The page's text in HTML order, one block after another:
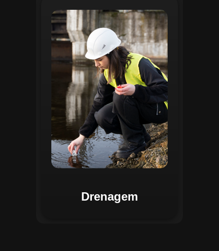
Drenagem
O módulo de Gestão de Drenagem do
Regente aplica o geoprocessamento para
mapear redes de drenagem subterrâneas
e superficiais. A plataforma permite
identificar pontos de alagamento, planejar
intervenções e monitorar a eficiência das
estruturas de drenagem. Com análises
baseadas em dados coletados, o sistema
contribui para o planejamento urbano
sustentável, reduzindo riscos de
enchentes e otimizando a alocação de
recursos. Relatórios visuais facilitam a
comunicação dos resultados e o
acompanhamento dos projetos de
melhoria.